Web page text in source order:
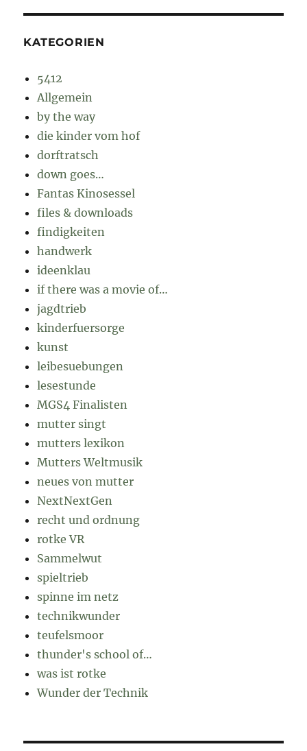
KATEGORIEN
5412
Allgemein
by the way
die kinder vom hof
dorftratsch
down goes…
Fantas Kinosessel
files & downloads
findigkeiten
handwerk
ideenklau
if there was a movie of…
jagdtrieb
kinderfuersorge
kunst
leibesuebungen
lesestunde
MGS4 Finalisten
mutter singt
mutters lexikon
Mutters Weltmusik
neues von mutter
NextNextGen
recht und ordnung
rotke VR
Sammelwut
spieltrieb
spinne im netz
technikwunder
teufelsmoor
thunder's school of…
was ist rotke
Wunder der Technik